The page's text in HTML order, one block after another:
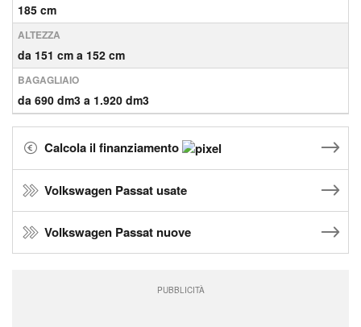
185 cm
ALTEZZA
da 151 cm a 152 cm
BAGAGLIAIO
da 690 dm3 a 1.920 dm3
Calcola il finanziamento
Volkswagen Passat usate
Volkswagen Passat nuove
PUBBLICITÀ